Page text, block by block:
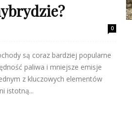
0
są coraz bardziej popularne
paliwa i mniejsze emisje
z kluczowych elementów
istotną...